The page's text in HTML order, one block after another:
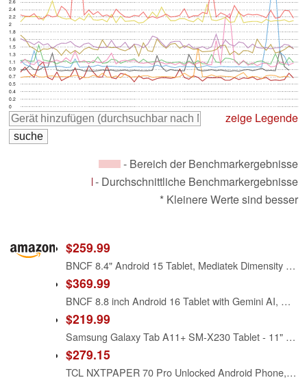
0
0.2
0.4
0.5
0.7
0.9
1.1
1.3
1.5
1.6
1.8
2
2.2
2.4
2.6
zeige Legende
- Bereich der Benchmarkergebnisse
- Durchschnittliche Benchmarkergebnisse
* Kleinere Werte sind besser
$259.99
BNCF 8.4" Android 15 Tablet, Mediatek Dimensity 7300 Octa-Core, 20(8+12)GB+256GB+2TB, 90Hz 1920×1200 FHD, 4G & WiFi 6E, Quad-GPS & BT5.4, 20MP Dual Camera, 6050mAh Bpad Mini Ultra with Protective Case
$369.99
BNCF 8.8 inch Android 16 Tablet with Gemini AI, MediaTek Dimensity 8300 Octa-core 24GB RAM 256GB ROM, 2.5K 2560x1600 Display 120Hz BPad GT, 13MP Camera 4G LTE+Wi-Fi 6E 6300mAh with Protective Case
$219.99
Samsung Galaxy Tab A11+ SM-X230 Tablet - 11" WUXGA - MediaTek Dimensity 7300 (4 nm) Octa-core - 6 GB - 128 GB Storage - Gray
$279.15
TCL NXTPAPER 70 Pro Unlocked Android Phone, 6.9" 120Hz Display, 8+128GB